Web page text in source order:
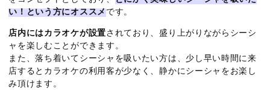
い！という方にオススメです。
店内にはカラオケが設置されており、盛り上がりながらシーシ
ャを楽しむことができます。
また、落ち着いてシーシャを吸いたい方は、少し早い時間に来
店するとカラオケの利用客が少なく、静かにシーシャをお楽し
み頂けます。